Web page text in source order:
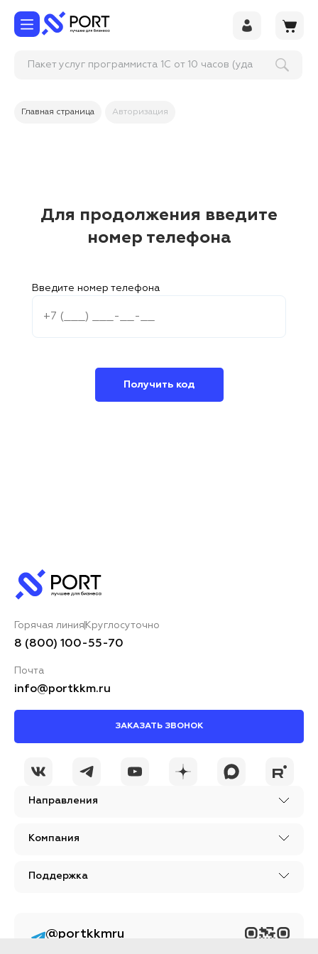
Пакет услуг программиста 1С от 10 часов (удал
Главная страница Авторизация
Для продолжения введите
номер телефона
Введите номер телефона
Получить код
Направления
Компания
Поддержка
Горячая линия Круглосуточно
8 (800) 100-55-70
Почта
info@portkkm.ru
ЗАКАЗАТЬ ЗВОНОК
@portkkmru